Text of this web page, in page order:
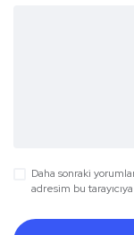
Daha sonraki
adresim bu